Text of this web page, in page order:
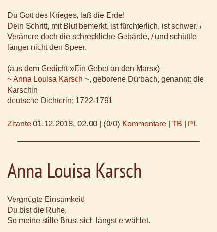
Du Gott des Krieges, laß die Erde!
Dein Schritt, mit Blut bemerkt, ist fürchterlich, ist schwer. /
Verändre doch die schreckliche Gebärde, / und schüttle
länger nicht den Speer.
(aus dem Gedicht »Ein Gebet an den Mars«)
~ Anna Louisa Karsch ~, geborene Dürbach, genannt: die
Karschin
deutsche Dichterin; 1722-1791
Zitante 01.12.2018, 02.00 (0/0) Kommentare TB PL
Anna Louisa Karsch
Vergnügte Einsamkeit!
Du bist die Ruhe,
So meine stille Brust sich längst erwählet.